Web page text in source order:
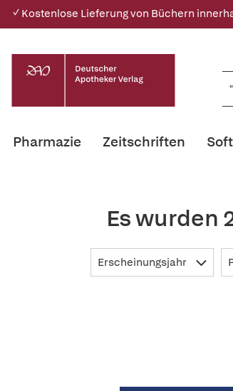
✓ Kostenlose Lieferung von Büchern
Pharmazie Zeitschriften
Es wurden
Erscheinungsjahr